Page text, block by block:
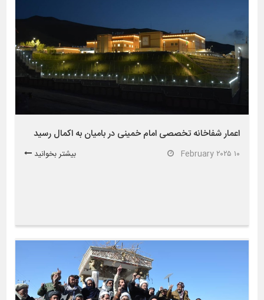
اعمار شفاخانه تخصصی امام خمینی در بامیان به اکمال رسید
۱۰ February ۲۰۲۵ بیشتر بخوانید